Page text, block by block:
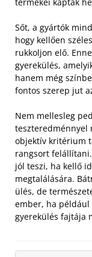
Sőt, a gyártók
hogy kellően
rukkoljon elő.
gyerekülés,
hanem még
fontos szerep jut
Nem mellesleg
teszteredménnyel
objektív kritérium
rangsort
jól teszi, ha kellő
megtalálására.
ülés, de
ember, ha például
gyerekülés fajtája